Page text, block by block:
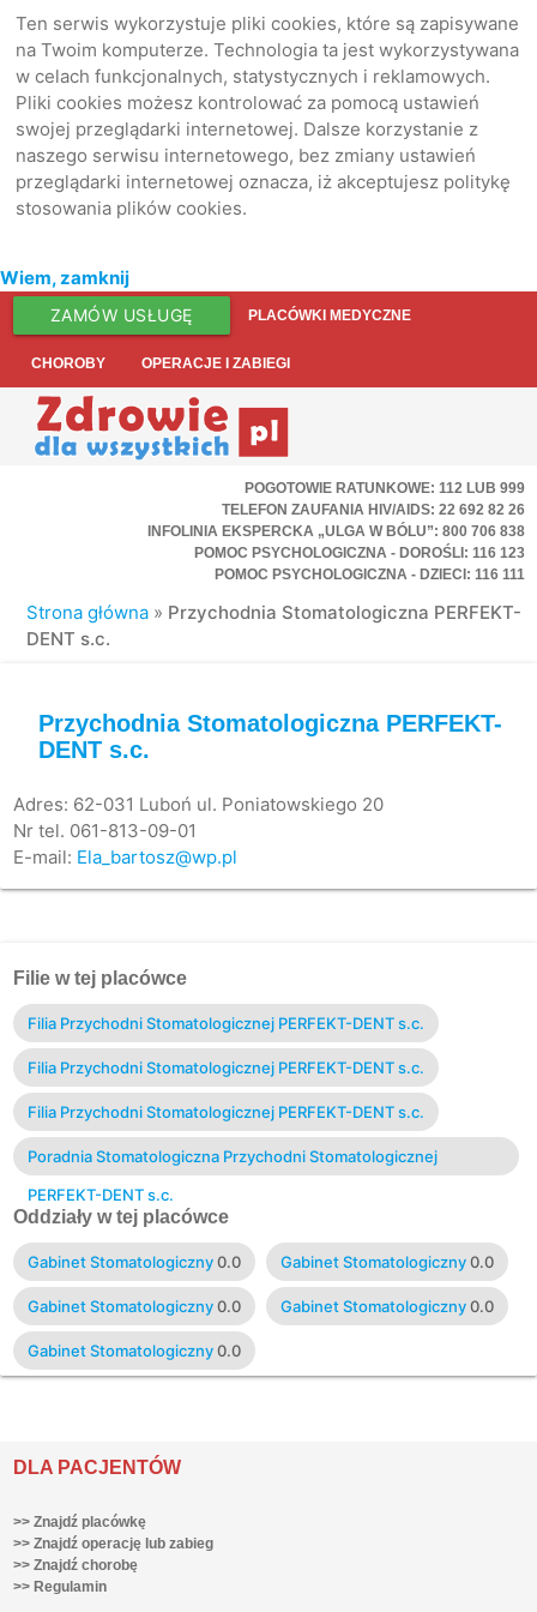
Ten serwis wykorzystuje pliki cookies, które są zapisywane
na Twoim komputerze. Technologia ta jest wykorzystywana
w celach funkcjonalnych, statystycznych i reklamowych.
Pliki cookies możesz kontrolować za pomocą ustawień
swojej przeglądarki internetowej. Dalsze korzystanie z
naszego serwisu internetowego, bez zmiany ustawień
przeglądarki internetowej oznacza, iż akceptujesz politykę
stosowania plików cookies.
Wiem, zamknij
ZAMÓW USŁUGĘ PLACÓWKI MEDYCZNE
CHOROBY OPERACJE I ZABIEGI
POGOTOWIE RATUNKOWE: 112 LUB 999
TELEFON ZAUFANIA HIV/AIDS: 22 692 82 26
INFOLINIA EKSPERCKA „ULGA W BÓLU”: 800 706 838
POMOC PSYCHOLOGICZNA - DOROŚLI: 116 123
POMOC PSYCHOLOGICZNA - DZIECI: 116 111
Strona główna » Przychodnia Stomatologiczna PERFEKT-
DENT s.c.
Przychodnia Stomatologiczna PERFEKT-
DENT s.c.
Adres: 62-031 Luboń ul. Poniatowskiego 20
Nr tel. 061-813-09-01
E-mail: Ela_bartosz@wp.pl
Filie w tej placówce
Filia Przychodni Stomatologicznej PERFEKT-DENT s.c.
Filia Przychodni Stomatologicznej PERFEKT-DENT s.c.
Filia Przychodni Stomatologicznej PERFEKT-DENT s.c.
Poradnia Stomatologiczna Przychodni Stomatologicznej
PERFEKT-DENT s.c.
Oddziały w tej placówce
Gabinet Stomatologiczny 0.0 Gabinet Stomatologiczny 0.0
Gabinet Stomatologiczny 0.0 Gabinet Stomatologiczny 0.0
Gabinet Stomatologiczny 0.0
DLA PACJENTÓW
>> Znajdź placówkę
>> Znajdź operację lub zabieg
>> Znajdź chorobę
>> Regulamin